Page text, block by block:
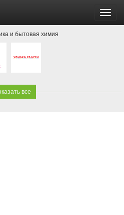
и бытовая химия
все